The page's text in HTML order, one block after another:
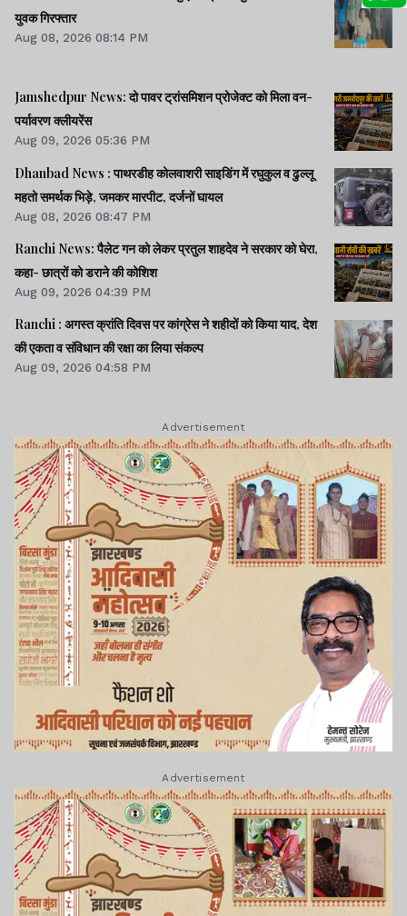
युवक गिरफ्तार
Aug 08, 2026 08:14 PM
Jamshedpur News: दो पावर ट्रांसमिशन प्रोजेक्ट को मिला वन-
पर्यावरण क्लीयरेंस
Aug 09, 2026 05:36 PM
Dhanbad News : पाथरडीह कोलवाशरी साइडिंग में रघुकुल व ढुल्लू
महतो समर्थक भिड़े, जमकर मारपीट, दर्जनों घायल
Aug 08, 2026 08:47 PM
Ranchi News: पैलेट गन को लेकर प्रतुल शाहदेव ने सरकार को घेरा,
कहा- छात्रों को डराने की कोशिश
Aug 09, 2026 04:39 PM
Ranchi : अगस्त क्रांति दिवस पर कांग्रेस ने शहीदों को किया याद, देश
की एकता व संविधान की रक्षा का लिया संकल्प
Aug 09, 2026 04:58 PM
Advertisement
Advertisement